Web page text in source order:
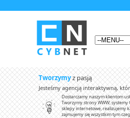
Tworzymyz pasją
Jesteśmy agencją interaktywną,
Dostarczamy naszym klientom
Tworzymy strony WWW, systemy
sklepy internetowe, realizujemy
zajmujemy się wszystkim tym